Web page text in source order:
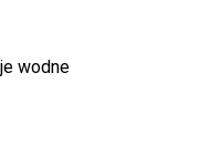
wodne